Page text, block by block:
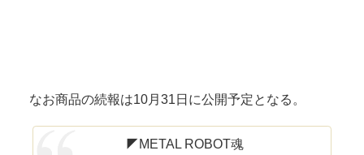
なお商品の続報は10月31日に公開予定となる。
◤METAL ROBOT魂